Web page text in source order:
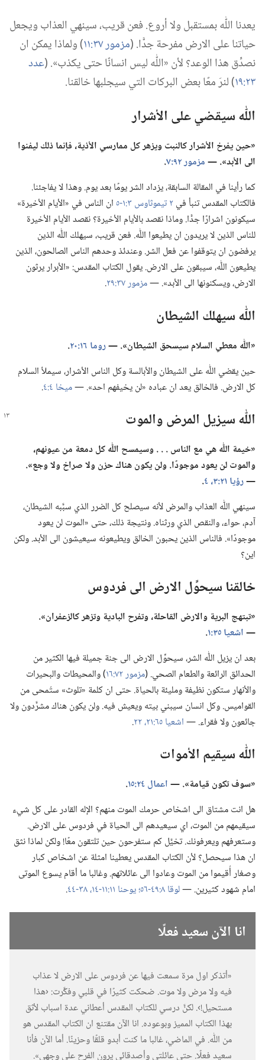
يعدنا اللّٰه بمستقبل ولا أروع.‏ فعن قريب،‏ سينهي العذاب ويجعل
حياتنا على الارض مفرحة جدًّا.‏ (‏مزمور ٣٧:‏١١
‏)‏ ولماذا يمكن ان
نصدِّق هذا الوعد؟‏ لأن «اللّٰه ليس انسانًا حتى يكذب».‏ (‏عدد
٢٣:‏١٩
‏)‏ لنرَ معًا بعض البركات التي سيجلبها خالقنا.‏
اللّٰه سيقضي على الأشرار
‏«حين يفرخ الأشرار كالنبت ويزهر كل ممارسي الأذية،‏ فإنما ذلك ليفنوا
الى الأبد».‏ —‏مزمور ٩٢:‏٧
‏.‏
كما رأينا في المقالة السابقة،‏ يزداد الشر يومًا بعد يوم.‏ وهذا لا يفاجئنا.‏
فالكتاب المقدس تنبأ في٢ تيموثاوس ٣:‏١-‏٥
ان الناس في «الأيام الأخيرة»
سيكونون اشرارًا جدًّا.‏ وماذا نقصد بالأيام الأخيرة؟‏ نقصد الأيام الأخيرة
للناس الذين لا يريدون ان يطيعوا اللّٰه.‏ فعن قريب،‏ سيهلك اللّٰه الذين
يرفضون ان يتوقفوا عن فعل الشر.‏ وعندئذ وحدهم الناس الصالحون،‏ الذين
يطيعون اللّٰه،‏ سيبقون على الارض.‏ يقول الكتاب المقدس:‏ «الأبرار يرثون
الارض،‏ ويسكنونها الى الأبد».‏ —‏مزمور ٣٧:‏٢٩ ‏.‏
اللّٰه سيهلك الشيطان
‏«اللّٰه معطي السلام سيسحق الشيطان».‏ —‏روما ١٦:‏٢٠
‏.‏
حين يقضي اللّٰه على الشيطان والأبالسة وكل الناس الأشرار،‏ سيملأ السلام
كل الارض.‏ فالخالق يعد ان عباده «لن يخيفهم احد».‏ —‏ميخا ٤:‏٤ ‏.‏
اللّٰه سيزيل المرض والموت
‏«خيمة اللّٰه هي مع الناس .‏ .‏ .‏ وسيمسح اللّٰه كل دمعة من عيونهم،‏
والموت لن يعود موجودًا.‏ ولن يكون هناك حزن ولا صراخ ولا وجع».‏
—‏رؤيا ٢١:‏٣،‏ ٤
‏.‏
سينهي اللّٰه العذاب والمرض لأنه سيصلح كل الضرر الذي سبَّبه الشيطان،‏
آدم،‏ حواء،‏ والنقص الذي ورثناه.‏ ونتيجة ذلك،‏ حتى «الموت لن يعود
موجودًا».‏ فالناس الذين يحبون الخالق ويطيعونه سيعيشون الى الأبد.‏ ولكن
اين؟‏
خالقنا سيحوِّل الارض الى فردوس
‏«تبتهج البرية والارض القاحلة،‏ وتفرح البادية وتزهر كالزعفران».‏
—‏اشعيا ٣٥:‏١
‏.‏
بعد ان يزيل اللّٰه الشر،‏ سيحوِّل الارض الى جنة جميلة فيها الكثير من
الحدائق الرائعة والطعام الصحي.‏ (‏مزمور ٧٢:‏١٦
‏)‏ والمحيطات والبحيرات
والأنهار ستكون نظيفة ومليئة بالحياة.‏ حتى ان كلمة «تلوث» ستُمحى من
القواميس.‏ وكل انسان سيبني بيته ويعيش فيه.‏ ولن يكون هناك مشرَّدون ولا
جائعون ولا فقراء.‏ —‏اشعيا ٦٥:‏٢١،‏ ٢٢ ‏.‏
اللّٰه سيقيم الأموات
‏«سوف تكون قيامة».‏ —‏اعمال ٢٤:‏١٥
‏.‏
هل انت مشتاق الى اشخاص حرمك الموت منهم؟‏ الإله القادر على كل شيء
سيقيمهم من الموت،‏ اي سيعيدهم الى الحياة في فردوس على الارض.‏
وستعرفهم ويعرفونك.‏ تخيَّل كم ستفرحون حين تلتقون معًا!‏ ولكن لماذا نثق
ان هذا سيحصل؟‏ لأن الكتاب المقدس يعطينا امثلة عن اشخاص كبار
وصغار أُقيموا من الموت وعادوا الى عائلاتهم.‏ وغالبا ما أقام يسوع الموتى
امام شهود كثيرين.‏ —‏لوقا ٨:‏٤٩-‏٥٦؛‏ يوحنا ١١:‏١١-‏١٤،‏ ‏.‏
انا الآن سعيد فعلًا
‏«أتذكر اول مرة سمعت فيها عن فردوس على الارض لا عذاب
فيه ولا مرض ولا موت.‏ ضحكت كثيرًا في قلبي وفكَّرت:‏ ‹هذا
مستحيل!‏›.‏ لكنَّ درسي للكتاب المقدس أعطاني عدة اسباب لأثق
بهذا الكتاب المميز وبوعوده.‏ انا الآن مقتنع ان الكتاب المقدس هو
من اللّٰه.‏ في الماضي،‏ غالبا ما كنت أبدو قلقًا وحزينًا.‏ أما الآن فأنا
سعيد فعلًا.‏ حتى عائلتي وأصدقائي يرون الفرح على وجهي».‏